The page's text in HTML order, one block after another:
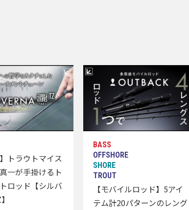
】トラウトマイス
一が手掛けるト
ロッド【シルバ
【モバイルロッド】5アイ
テム計20パターンのレング